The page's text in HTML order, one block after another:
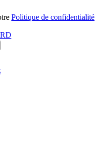
Politique de confidentialité